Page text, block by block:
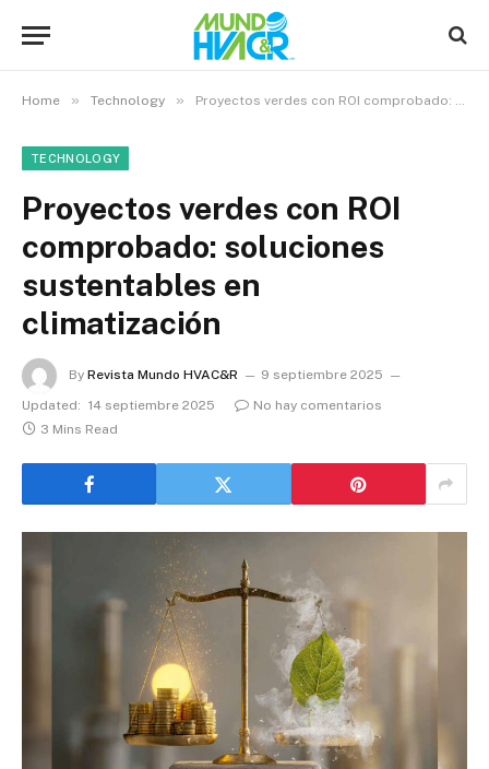
Home » Technology » Proyectos verdes con ROI comprobado: soluciones sustentables en climatización
TECHNOLOGY
Proyectos verdes con ROI
comprobado: soluciones
sustentables en
climatización
By Revista Mundo HVAC&R
9 septiembre 2025
Updated: 14 septiembre 2025
No hay comentarios
3 Mins Read